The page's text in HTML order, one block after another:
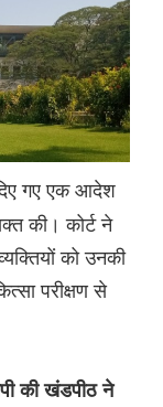
गए एक आदेश
की। कोर्ट ने
को उनकी
परीक्षण से
की खंडपीठ ने